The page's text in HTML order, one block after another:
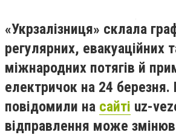
«Укрзалізниця» склала
регулярних, евакуаційних
міжнародних потягів й
електричок на 24 березня.
повідомили на сайті uz-
відправлення може